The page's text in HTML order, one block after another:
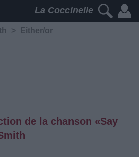
La Coccinelle
> Either/or
de la chanson «Say